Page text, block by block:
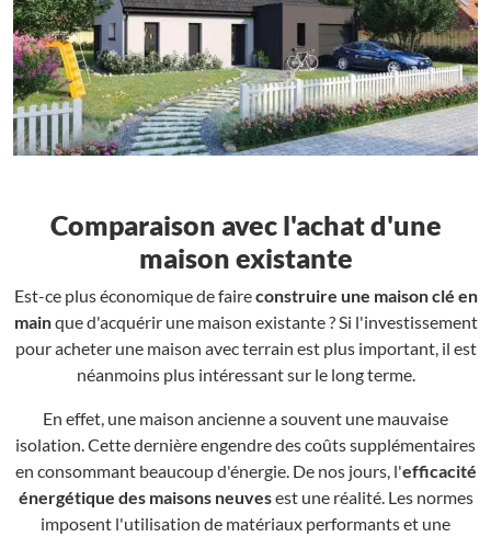
Comparaison avec l'achat d'une
maison existante
Est-ce plus économique de faireconstruire une maison clé en
mainque d'acquérir une maison existante ? Si l'investissement
pour acheter une maison avec terrain est plus important, il est
néanmoins plus intéressant sur le long terme.
En effet, une maison ancienne a souvent une mauvaise
isolation. Cette dernière engendre des coûts supplémentaires
en consommant beaucoup d'énergie. De nos jours, l'efficacité
énergétique des maisons neuvesest une réalité. Les normes
imposent l'utilisation de matériaux performants et une